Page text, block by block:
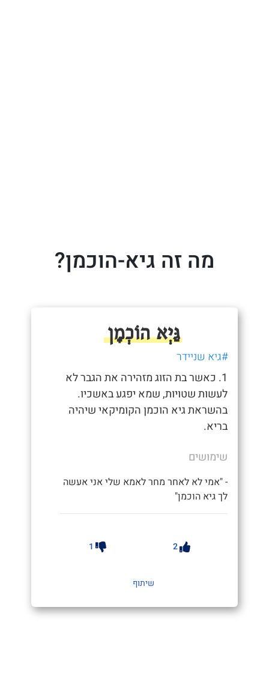
מה זה גיא-הוכמן?
גַּיְא הוֹכְמָן
#גיא שניידר
1. כאשר בת הזוג מזהירה את הגבר לא
לעשות שטויות, שמא יפגע באשכיו.
בהשראת גיא הוכמן הקומיקאי שיהיה
בריא.
שימושים
- "אמי לא לאחר מחר לאמא שלי אני אעשה
לך גיא הוכמן"
2
1
שיתוף